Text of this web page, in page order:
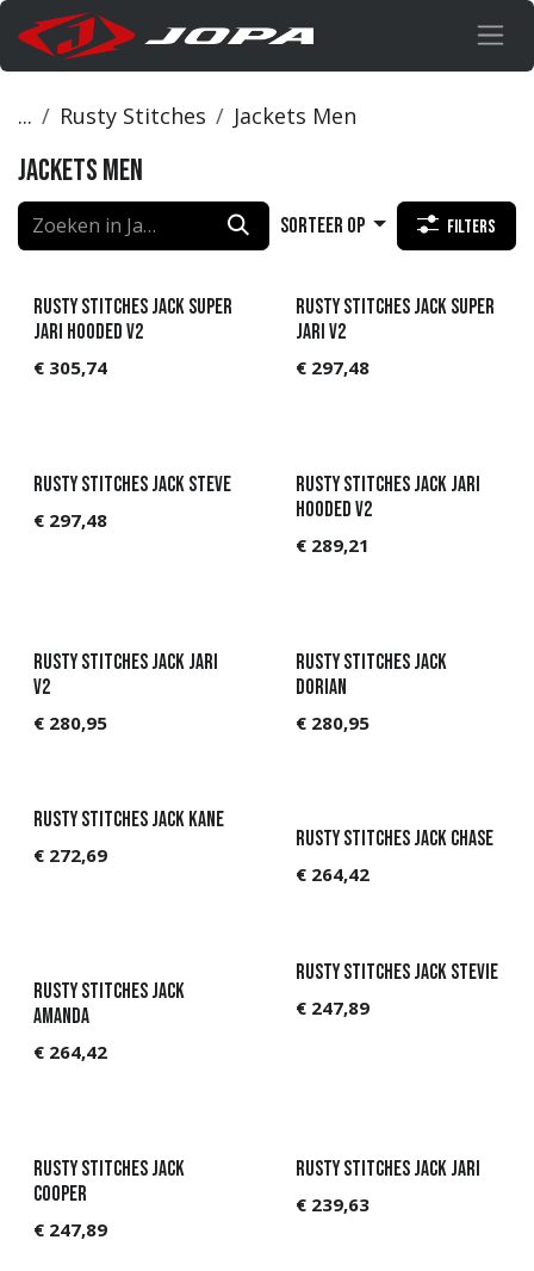
Overslaan naar inhoud
... Rusty Stitches Jackets Men
Jackets Men
Sorteer op Filters
Rusty Stitches Jack SUPER
JARI HOODED V2
€ 305,74
Rusty Stitches Jack Super
JARI V2
€ 297,48
Rusty Stitches Jack Steve
€ 297,48
Rusty Stitches Jack JARI
HOODED V2
€ 289,21
Rusty Stitches Jack JARI
V2
€ 280,95
Rusty Stitches Jack
Dorian
€ 280,95
Rusty Stitches Jack Kane
€ 272,69
Rusty Stitches Jack Chase
€ 264,42
Rusty Stitches Jack
Amanda
€ 264,42
Rusty Stitches Jack Stevie
€ 247,89
Rusty Stitches Jack
Cooper
€ 247,89
Rusty Stitches Jack JARI
€ 239,63